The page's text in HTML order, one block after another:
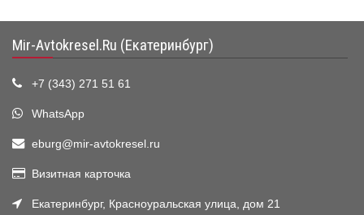
Mir-Avtokresel.Ru (Екатеринбург)
+7 (343) 271 51 61
WhatsApp
eburg@mir-avtokresel.ru
Визитная карточка
Екатеринбург, Красноуральская улица, дом 21